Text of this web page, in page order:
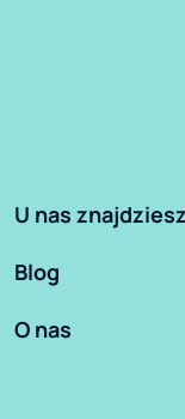
U nas znajdziesz
Blog
O nas